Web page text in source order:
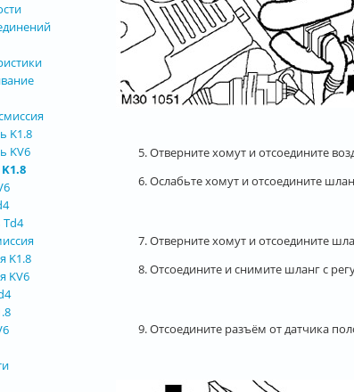
5. Отверните хомут и отсоедините
6. Ослабьте хомут и отсоедините
7. Отверните хомут и отсоедините
8. Отсоедините и снимите шланг с
9. Отсоедините разъём от датчика
K1.8
KV6
Td4
K1.8
KV6